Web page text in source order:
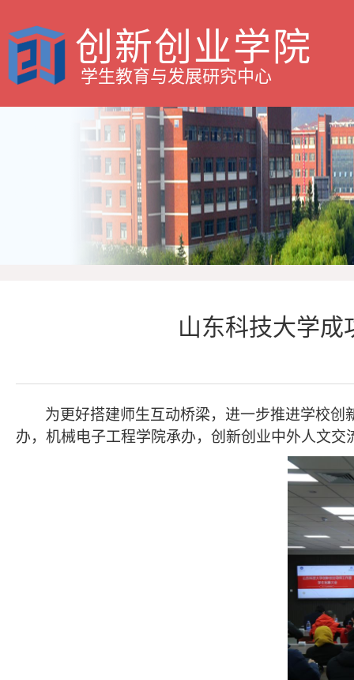
创新创业学院
学生教育与发展研究中心
山东科技大学
为更好搭建师生互动桥梁，进一步推进学校创
办，机械电子工程学院承办，创新创业中外人文